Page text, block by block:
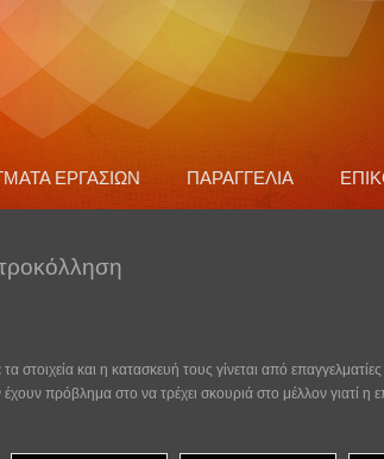
ΕΡΓΑΣΙΩΝ ΠΑΡΑΓΓΕΛΙΑ
και η κατασκευή τους γίνεται από
πρόβλημα στο να τρέχει σκουριά στο μέλλον γιατί η